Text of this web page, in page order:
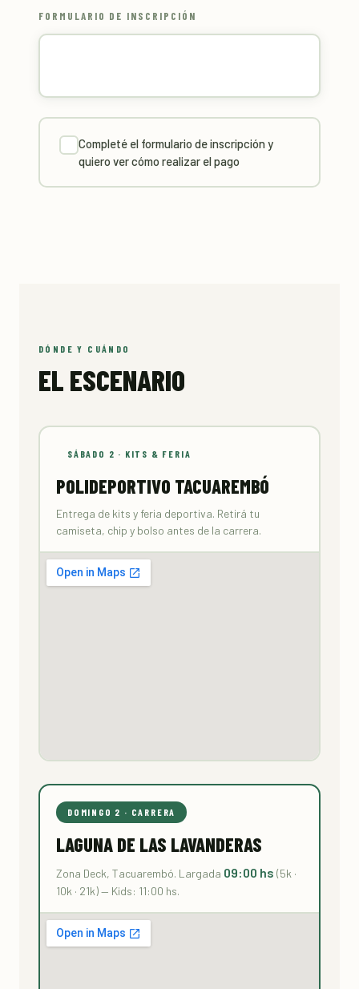
FORMULARIO DE INSCRIPCIÓN
Completé el formulario de inscripción y
quiero ver cómo realizar el pago
DÓNDE Y CUÁNDO
EL ESCENARIO
SÁBADO 2 · KITS & FERIA
POLIDEPORTIVO TACUAREMBÓ
Entrega de kits y feria deportiva. Retirá tu
camiseta, chip y bolso antes de la carrera.
DOMINGO 2 · CARRERA
LAGUNA DE LAS LAVANDERAS
Zona Deck, Tacuarembó. Largada 09:00 hs (5k ·
10k · 21k) — Kids: 11:00 hs.